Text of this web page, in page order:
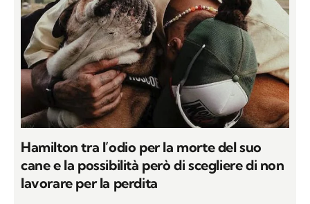
Hamilton tra l’odio per la morte del suo
cane e la possibilità però di scegliere di non
lavorare per la perdita